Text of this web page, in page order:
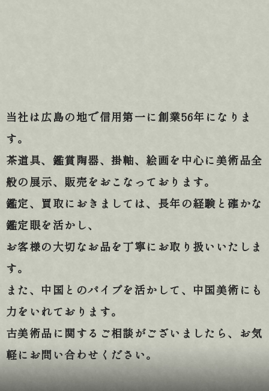
当社は広島の地で信用第一に創業56年になりま
す。
茶道具、鑑賞陶器、掛軸、絵画を中心に美術品全
般の展示、販売をおこなっております。
鑑定、買取におきましては、長年の経験と確かな
鑑定眼を活かし、
お客様の大切なお品を丁寧にお取り扱いいたしま
す。
また、中国とのパイプを活かして、中国美術にも
力をいれております。
古美術品に関するご相談がございましたら、お気
軽にお問い合わせください。